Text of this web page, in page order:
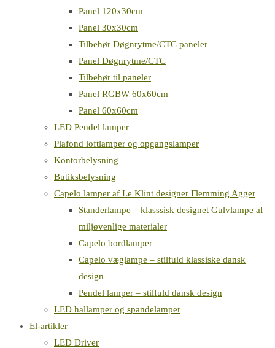
Panel 120x30cm
Panel 30x30cm
Tilbehør Døgnrytme/CTC paneler
Panel Døgnrytme/CTC
Tilbehør til paneler
Panel RGBW 60x60cm
Panel 60x60cm
LED Pendel lamper
Plafond loftlamper og opgangslamper
Kontorbelysning
Butiksbelysning
Capelo lamper af Le Klint designer Flemming Agger
Standerlampe – klasssisk designet Gulvlampe af
miljøvenlige materialer
Capelo bordlamper
Capelo væglampe – stilfuld klassiske dansk
design
Pendel lamper – stilfuld dansk design
LED hallamper og spandelamper
El-artikler
LED Driver